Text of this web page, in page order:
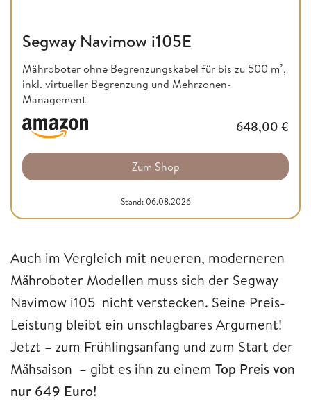
Segway Navimow i105E
Mähroboter ohne Begrenzungskabel für bis zu 500 m²,
inkl. virtueller Begrenzung und Mehrzonen-
Management
648,00 €
Zum Shop
Stand: 06.08.2026
Auch im Vergleich mit neueren, moderneren
Mähroboter Modellen muss sich der Segway
Navimow i105 nicht verstecken. Seine Preis-
Leistung bleibt ein unschlagbares Argument!
Jetzt – zum Frühlingsanfang und zum Start der
Mähsaison – gibt es ihn zu einem Top Preis von
nur 649 Euro!